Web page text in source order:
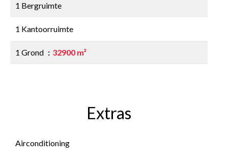
1 Bergruimte
1 Kantoorruimte
1 Grond 32900 m²
Extras
Airconditioning